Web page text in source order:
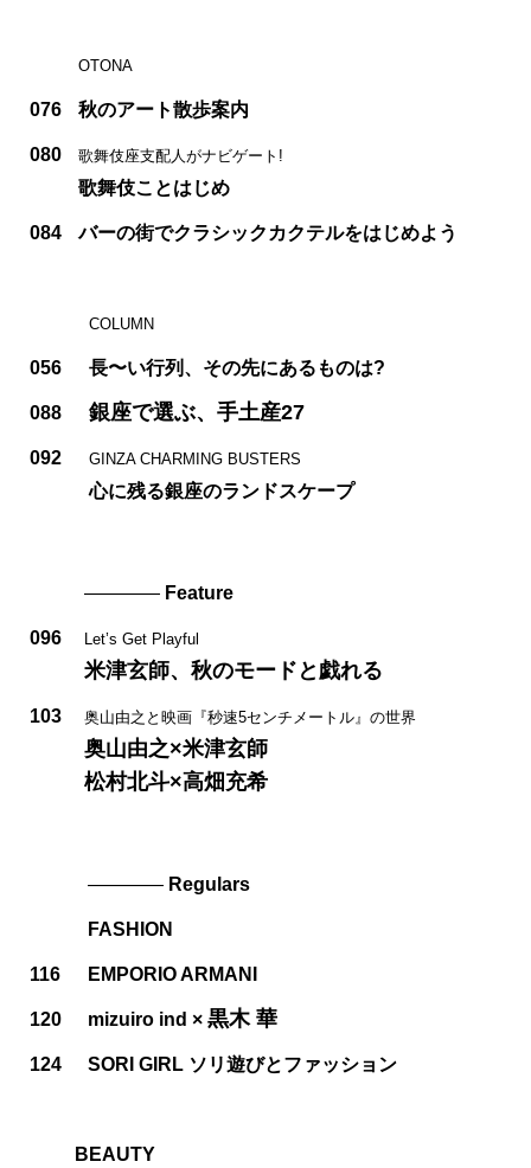
OTONA
076 秋のアート散歩案内
080 歌舞伎座支配人がナビゲート!
歌舞伎ことはじめ
084 バーの街でクラシックカクテルをはじめよう
COLUMN
056 長〜い行列、その先にあるものは?
088 銀座で選ぶ、手土産27
092 GINZA CHARMING BUSTERS
心に残る銀座のランドスケープ
———— Feature
096 Let’s Get Playful
米津玄師、秋のモードと戯れる
103 奥山由之と映画『秒速5センチメートル』の世界
奥山由之×米津玄師
松村北斗×高畑充希
———— Regulars
FASHION
116 EMPORIO ARMANI
120 mizuiro ind × 黒木 華
124 SORI GIRL ソリ遊びとファッション
BEAUTY